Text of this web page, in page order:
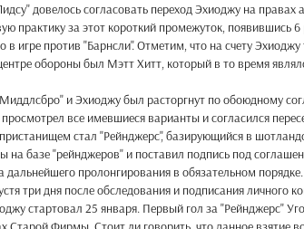
довелось согласовать переход Эхиоджу на
практику за этот короткий промежуток,
игре против "Барнсли". Отметим, что на счету
обороны был Мэтт Хитт, который в то время
и Эхиоджу был расторгнут по обоюдному
все имевшиеся варианты и согласился
стал "Рейнджерс", базирующийся в
на базе "рейнджеров" и поставил подпись под
дальнейшего пролонгирования в обязательном
три дня после обследования и подписания личного
стартовал 25 января. Первый гол за "Рейнджерс"